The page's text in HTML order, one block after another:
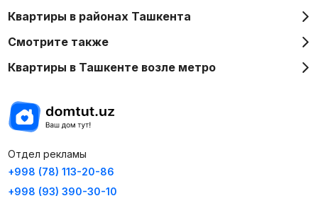
Квартиры в районах Ташкента
Смотрите также
Квартиры в Ташкенте возле метро
Отдел рекламы
+998 (78) 113-20-86
+998 (93) 390-30-10